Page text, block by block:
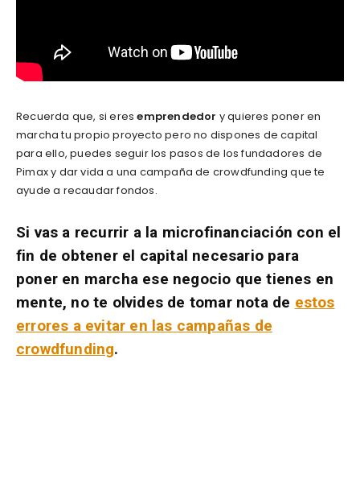
Recuerda que, si eresemprendedor y quieres poner en
marcha tu propio proyecto pero no dispones de capital
para ello, puedes seguir los pasos de los fundadores de
Pimax y dar vida a una campaña de crowdfunding que te
ayude a recaudar fondos.
Si vas a recurrir a la microfinanciación con el
fin de obtener el capital necesario para
poner en marcha ese negocio que tienes en
mente, no te olvides de tomar nota de estos
errores a evitar en las campañas de
crowdfunding.